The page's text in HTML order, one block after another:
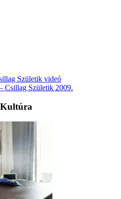
Születik videó
Csillag Születik 2009.